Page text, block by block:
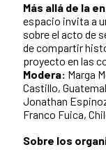
Más allá de la
espacio invita a
sobre el acto de
de compartir
proyecto en las
Modera: Marga
Castillo,
Jonathan
Franco Fuica,
Sobre los